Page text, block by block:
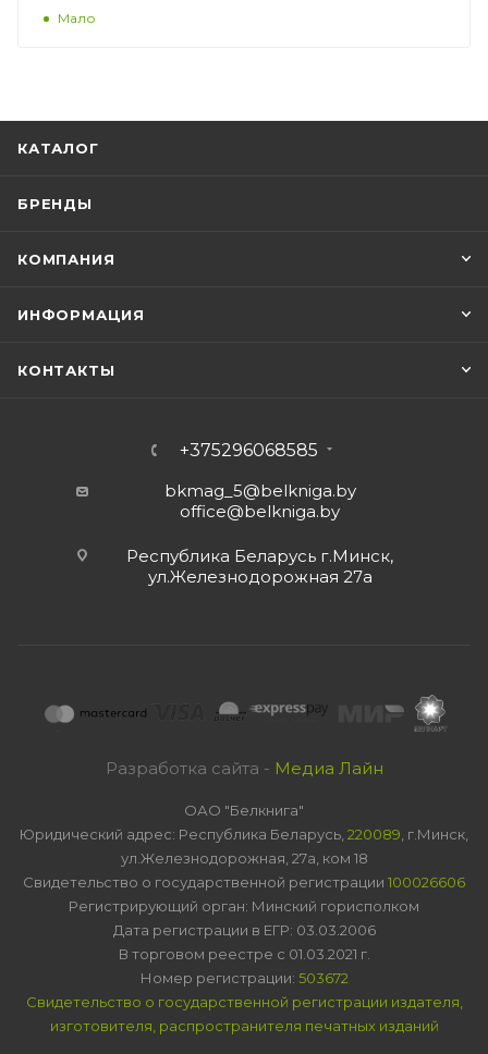
Мало
КАТАЛОГ
БРЕНДЫ
КОМПАНИЯ
ИНФОРМАЦИЯ
КОНТАКТЫ
+375296068585
bkmag_5@belkniga.by
office@belkniga.by
Республика Беларусь г.Минск,
ул.Железнодорожная 27а
Разработка сайта - Медиа Лайн
ОАО "Белкнига"
Юридический адрес: Республика Беларусь, 220089 , г.Минск,
ул.Железнодорожная, 27а, ком 18
Свидетельство о государственной регистрации 100026606
Регистрирующий орган: Минский горисполком
Дата регистрации в ЕГР: 03.03.2006
В торговом реестре с 01.03.2021 г.
Номер регистрации: 503672
Свидетельство о государственной регистрации издателя,
изготовителя, распространителя печатных изданий